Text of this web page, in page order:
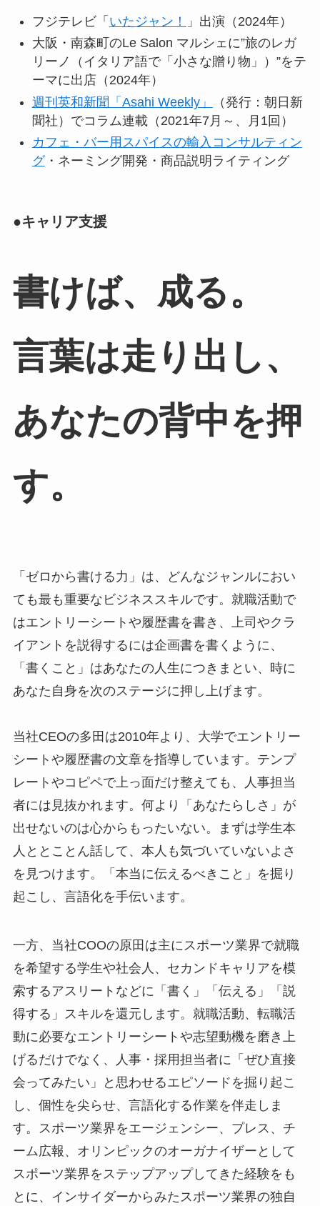
フジテレビ「 いたジャン！
」出演（2024年）
大阪・南森町のLe Salon マルシェに”旅のレガ
リーノ（イタリア語で「小さな贈り物」）”をテ
ーマに出店（2024年）
週刊英和新聞「Asahi Weekly」
（発行：朝日新
聞社）でコラム連載（2021年7月～、月1回）
カフェ・バー用スパイスの輸入コンサルティン
グ・ネーミング開発・商品説明ライティング
●キャリア支援
書けば、成る。
言葉は走り出し、
あなたの背中を押
す。
「ゼロから書ける力」は、どんなジャンルにおい
ても最も重要なビジネススキルです。就職活動で
はエントリーシートや履歴書を書き、上司やクラ
イアントを説得するには企画書を書くように、
「書くこと」はあなたの人生につきまとい、時に
あなた自身を次のステージに押し上げます。
当社CEOの多田は2010年より、大学でエントリー
シートや履歴書の文章を指導しています。テンプ
レートやコピペで上っ面だけ整えても、人事担当
者には見抜かれます。何より「あなたらしさ」が
出せないのは心からもったいない。まずは学生本
人ととことん話して、本人も気づいていないよさ
を見つけます。「本当に伝えるべきこと」を掘り
起こし、言語化を手伝います。
一方、当社COOの原田は主にスポーツ業界で就職
を希望する学生や社会人、セカンドキャリアを模
索するアスリートなどに「書く」「伝える」「説
得する」スキルを還元します。就職活動、転職活
動に必要なエントリーシートや志望動機を磨き上
げるだけでなく、人事・採用担当者に「ぜひ直接
会ってみたい」と思わせるエピソードを掘り起こ
し、個性を尖らせ、言語化する作業を伴走しま
す。スポーツ業界をエージェンシー、プレス、チ
ーム広報、オリンピックのオーガナイザーとして
スポーツ業界をステップアップしてきた経験をも
とに、インサイダーからみたスポーツ業界の独自